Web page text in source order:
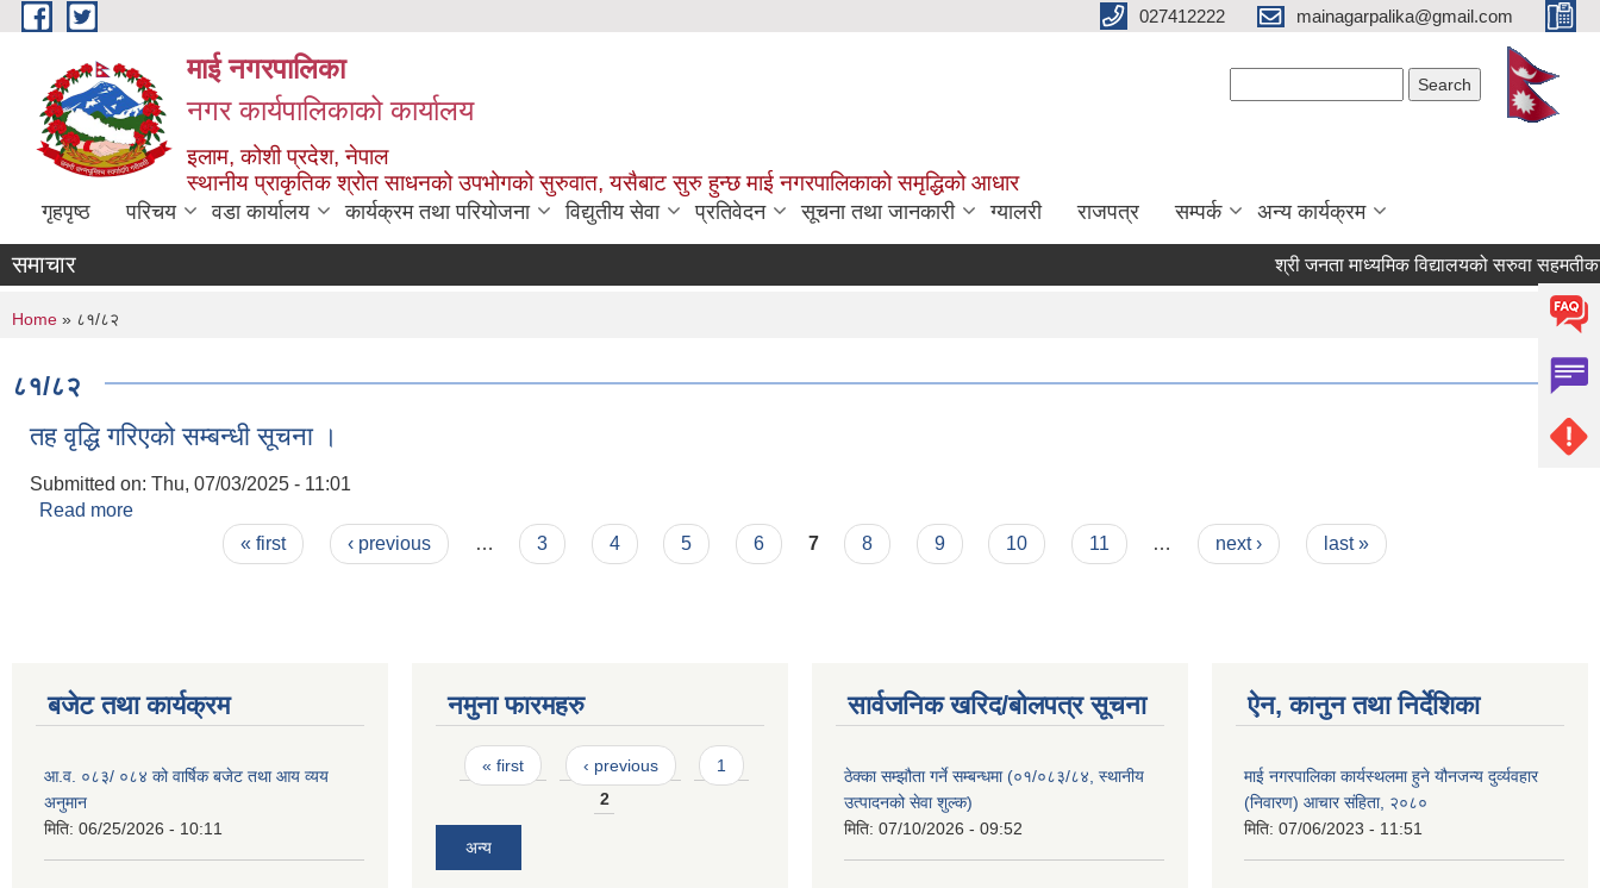
Skip to main content 027412222 mainagarpalika@gmail.com
माई नगरपालिका
नगर कार्यपालिकाको कार्यालय
इलाम, कोशी प्रदेश, नेपाल
स्थानीय प्राकृतिक श्रोत साधनको उपभोगको सुरुवात, यसैबाट सुरु हुन्छ माई नगरपालिकाको समृद्धिको आधार
गृहपृष्ठ परिचय वडा कार्यालय कार्यक्रम तथा परियोजना विद्युतीय सेवा प्रतिवेदन सूचना तथा जानकारी ग्यालरी राजपत्र सम्पर्क अन्य कार्यक्रम
समाचार श्री जनता माध्यमिक विद्यालयको सरुवा सहमतीका
You are here
Home » ८१/८२
८१/८२
तह वृद्धि गरिएको सम्बन्धी सूचना ।
Submitted on: Thu, 07/03/2025 - 11:01
Read more
« first ‹ previous … 3 4 5 6 7 8 9 10 11 … next › last »
बजेट तथा कार्यक्रम
आ.व. ०८३/ ०८४ को वार्षिक बजेट तथा आय व्यय
अनुमान
मिति: 06/25/2026 - 10:11
नमुना फारमहरु
Pages
« first ‹ previous
1
2
अन्य
सार्वजनिक खरिद/बोलपत्र सूचना
ठेक्का सम्झौता गर्ने सम्बन्धमा (०१/०८३/८४, स्थानीय
उत्पादनको सेवा शुल्क)
मिति: 07/10/2026 - 09:52
ऐन, कानुन तथा निर्देशिका
माई नगरपालिका कार्यस्थलमा हुने यौनजन्य दुर्व्यवहार
(निवारण) आचार संहिता, २०८०
मिति: 07/06/2023 - 11:51